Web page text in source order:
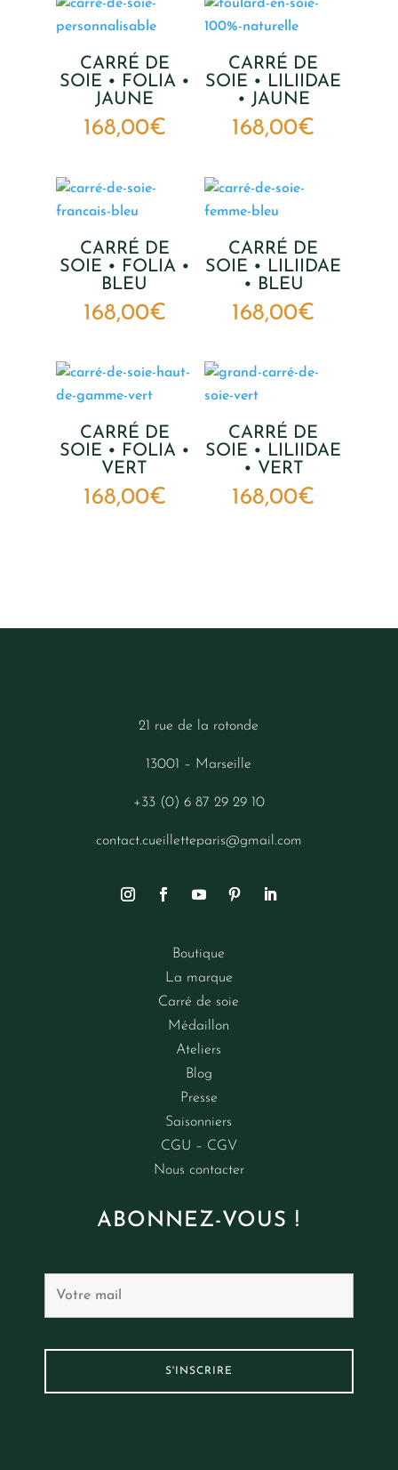
CARRÉ DE
SOIE • FOLIA •
JAUNE
168,00€
CARRÉ DE
SOIE • LILIIDAE
• JAUNE
168,00€
CARRÉ DE
SOIE • FOLIA •
BLEU
168,00€
CARRÉ DE
SOIE • LILIIDAE
• BLEU
168,00€
CARRÉ DE
SOIE • FOLIA •
VERT
168,00€
CARRÉ DE
SOIE • LILIIDAE
• VERT
168,00€
21 rue de la rotonde
13001 – Marseille
+33 (0) 6 87 29 29 10
contact.cueilletteparis@gmail.com
Boutique
La marque
Carré de soie
Médaillon
Ateliers
Blog
Presse
Saisonniers
CGU – CGV
Nous contacter
ABONNEZ-VOUS !